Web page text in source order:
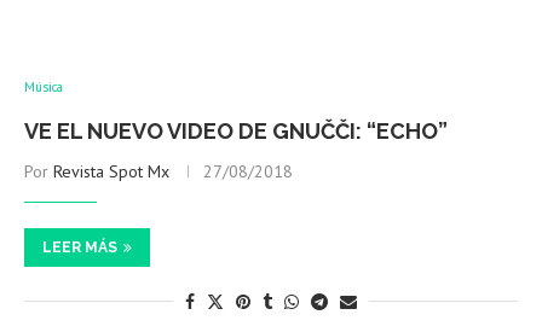
Música
VE EL NUEVO VIDEO DE GNUČČI: “ECHO”
Por Revista Spot Mx 27/08/2018
LEER MÁS